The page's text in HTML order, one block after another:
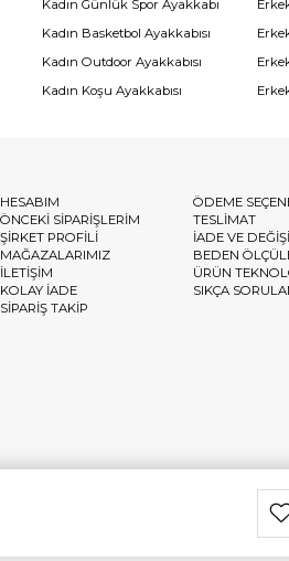
Kadın Günlük Spor Ayakkabı
Kadın Basketbol Ayakkabısı
Kadın Outdoor Ayakkabısı
Kadın Koşu Ayakkabısı
HESABIM
ÖNCEKİ SİPARİŞLERİM
ŞİRKET PROFİLİ
MAĞAZALARIMIZ
İLETİŞİM
KOLAY İADE
SİPARİŞ TAKİP
ÖDEME
TESLİMAT
İADE VE
BEDEN
ÜRÜN
SIKÇA